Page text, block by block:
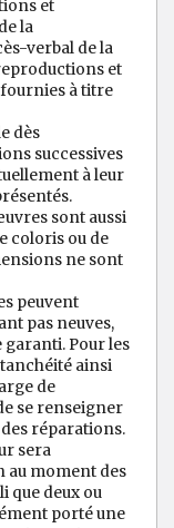
et
la
verbal de la
et
à titre
dès
successives
à leur
sont aussi
coloris ou de
ne sont
peuvent
pas neuves,
Pour les
ainsi
de
se renseigner
réparations.
sera
au moment des
que deux ou
porté une